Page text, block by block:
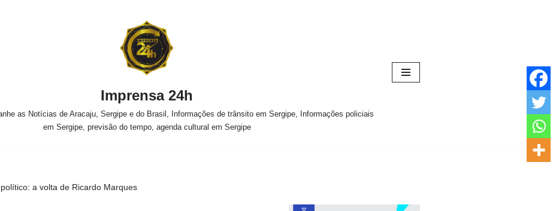
Imprensa 24h
as Notícias de Aracaju, Sergipe e do Brasil, Informações de trânsito em Sergipe, Informações policiais
em Sergipe, previsão do tempo, agenda cultural em Sergipe
a volta de Ricardo Marques